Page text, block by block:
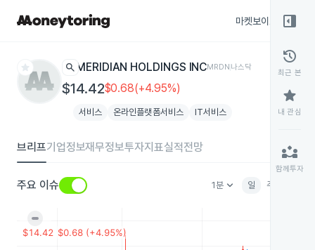
마켓보이스
star search MERIDIAN HOLDINGS INCMRDN나스닥
$14.42$0.68(+4.95%)
서비스 온라인플랫폼서비스 IT서비스
브리프기업정보재무정보투자지표실적전망
주요 이슈 1분keyboard_arrow_down 일 주
right_panel_open
history
최근 본
star
내 관심
partner_exchange
함께투자